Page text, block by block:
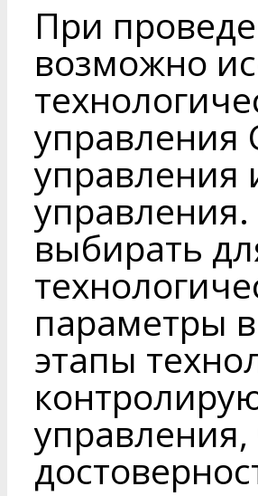
При
возможно
управления
управления
выбирать
параметры
этапы